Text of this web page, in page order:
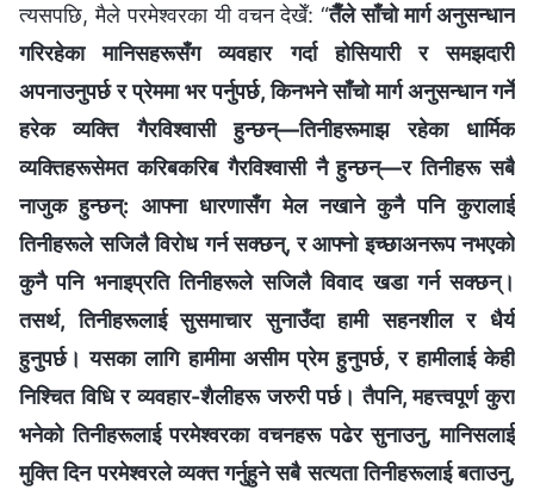
त्यसपछि, मैले परमेश्‍वरका यी वचन देखेँ: “तैँले साँचो मार्ग अनुसन्धान
गरिरहेका मानिसहरूसँग व्यवहार गर्दा होसियारी र समझदारी
अपनाउनुपर्छ र प्रेममा भर पर्नुपर्छ, किनभने साँचो मार्ग अनुसन्धान गर्ने
हरेक व्यक्ति गैरविश्‍वासी हुन्छन्—तिनीहरूमाझ रहेका धार्मिक
व्यक्तिहरूसेमत करिबकरिब गैरविश्‍वासी नै हुन्छन्—र तिनीहरू सबै
नाजुक हुन्छन्: आफ्ना धारणासँग मेल नखाने कुनै पनि कुरालाई
तिनीहरूले सजिलै विरोध गर्न सक्छन्, र आफ्नो इच्छाअनरूप नभएको
कुनै पनि भनाइप्रति तिनीहरूले सजिलै विवाद खडा गर्न सक्छन्।
तसर्थ, तिनीहरूलाई सुसमाचार सुनाउँदा हामी सहनशील र धैर्य
हुनुपर्छ। यसका लागि हामीमा असीम प्रेम हुनुपर्छ, र हामीलाई केही
निश्‍चित विधि र व्यवहार-शैलीहरू जरुरी पर्छ। तैपनि, महत्त्वपूर्ण कुरा
भनेको तिनीहरूलाई परमेश्‍वरका वचनहरू पढेर सुनाउनु, मानिसलाई
मुक्ति दिन परमेश्‍वरले व्यक्त गर्नुहुने सबै सत्यता तिनीहरूलाई बताउनु,